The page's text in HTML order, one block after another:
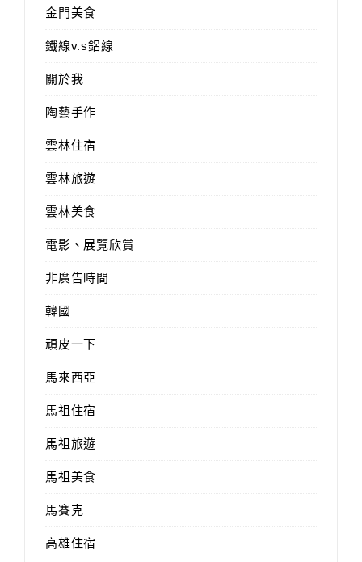
金門美食
鐵線v.s鋁線
關於我
陶藝手作
雲林住宿
雲林旅遊
雲林美食
電影、展覽欣賞
非廣告時間
韓國
頑皮一下
馬來西亞
馬祖住宿
馬祖旅遊
馬祖美食
馬賽克
高雄住宿